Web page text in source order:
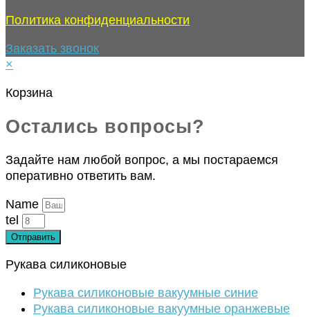
Политика конфиденциальности
Заказать звонок
×
Корзина
Остались вопросы?
Задайте нам любой вопрос, а мы постараемся
оперативно ответить вам.
Name
tel
Отправить
Рукава силиконовые
Рукава силиконовые вакуумные синие
Рукава силиконовые вакуумные оранжевые